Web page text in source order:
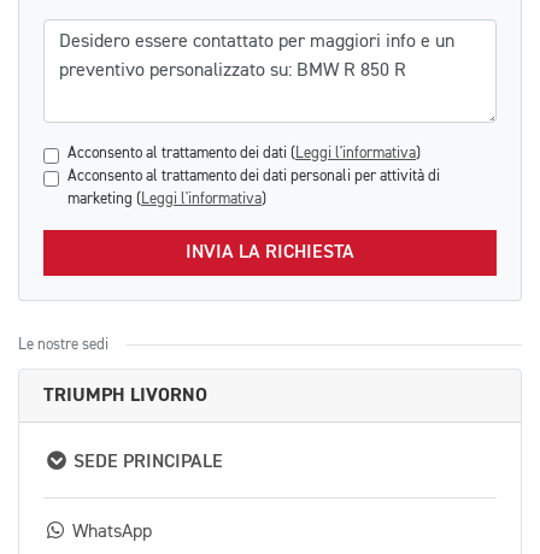
Messaggio
Acconsento al trattamento dei dati ( Leggi l'informativa)
Acconsento al trattamento dei dati personali per attività di
marketing ( Leggi l'informativa)
INVIA LA RICHIESTA
Le nostre sedi
TRIUMPH LIVORNO
SEDE PRINCIPALE
WhatsApp